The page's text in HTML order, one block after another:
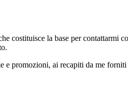
la base per contattarmi
promozioni, ai recapiti da me forniti